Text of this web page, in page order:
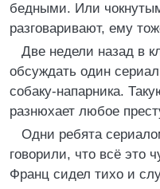
бедными. Или
разговаривают, ему
Две недели назад в
обсуждать один
собаку-напарника.
разнюхает любое
Одни ребята
говорили, что всё это
Франц сидел тихо и